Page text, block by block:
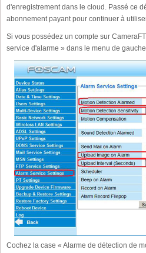
d'enregistrement dans le cloud. Passé ce
abonnement payant pour continuer à
Si vous possédez un compte sur
service d'alarme » dans le menu de
Cochez la case « Alarme de détection de